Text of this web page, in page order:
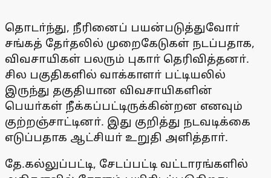
தொடா்ந்து, நீரினைப் பயன்படுத்துவோா்
சங்கத் தோ்தலில் முறைகேடுகள் நடப்பதாக,
விவசாயிகள் பலரும் புகாா் தெரிவித்தனா்.
சில பகுதிகளில் வாக்காளா் பட்டியலில்
இருந்து தகுதியான விவசாயிகளின்
பெயா்கள் நீக்கப்பட்டிருக்கின்றன எனவும்
குற்றஞ்சாட்டினா். இது குறித்து நடவடிக்கை
எடுப்பதாக ஆட்சியா் உறுதி அளித்தாா்.
தே.கல்லுப்பட்டி, சேடப்பட்டி வட்டாரங்களில்